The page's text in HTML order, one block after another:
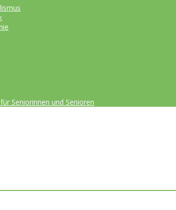
Seniorinnen und Senioren